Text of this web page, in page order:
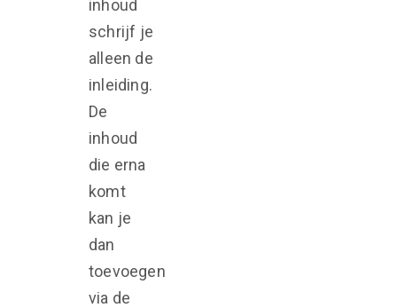
inhoud
schrijf je
alleen de
inleiding.
De
inhoud
die erna
komt
kan je
dan
toevoegen
via de